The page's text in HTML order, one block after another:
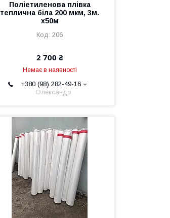
Поліетиленова плівка
теплична біла 200 мкм, 3м.
х50м
206
2 700 ₴
Немає в наявності
+380 (98) 282-49-16
Олександр